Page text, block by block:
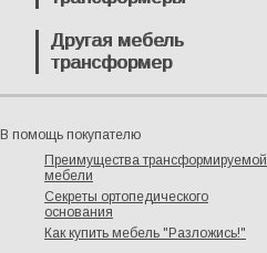
Другая мебель
трансформер
В помощь покупателю
Преимущества трансформируемой
мебели
Секреты ортопедического
основания
Как купить мебель "Разложись!"